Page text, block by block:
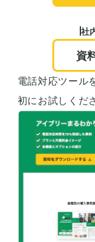
社
資
電話対応ツール
初にお試しくだ